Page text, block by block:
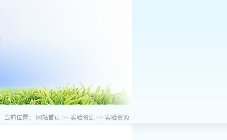
当前位置： 网站首页 >> 实验资源 >> 实验资源